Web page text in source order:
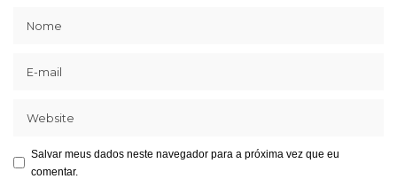
Salvar meus dados neste navegador para a próxima vez que eu
comentar.